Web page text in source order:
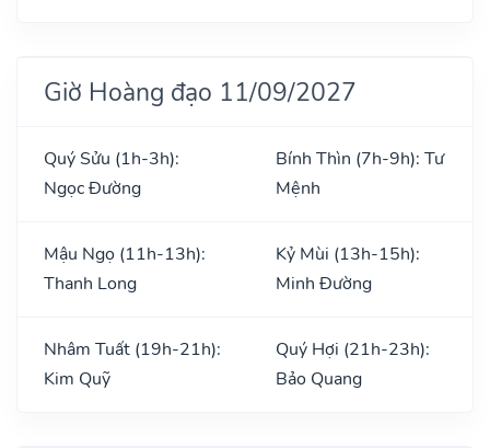
Giờ Hoàng đạo 11/09/2027
Quý Sửu (1h-3h):
Ngọc Đường
Bính Thìn (7h-9h): Tư
Mệnh
Mậu Ngọ (11h-13h):
Thanh Long
Kỷ Mùi (13h-15h):
Minh Đường
Nhâm Tuất (19h-21h):
Kim Quỹ
Quý Hợi (21h-23h):
Bảo Quang